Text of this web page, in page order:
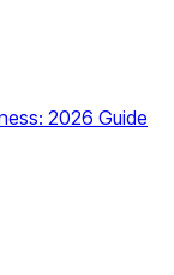
2026 Guide